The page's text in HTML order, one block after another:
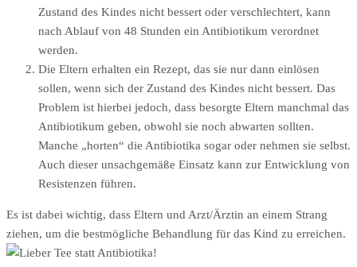
Zustand des Kindes nicht bessert oder verschlechtert, kann
nach Ablauf von 48 Stunden ein Antibiotikum verordnet
werden.
Die Eltern erhalten ein Rezept, das sie nur dann einlösen
sollen, wenn sich der Zustand des Kindes nicht bessert. Das
Problem ist hierbei jedoch, dass besorgte Eltern manchmal das
Antibiotikum geben, obwohl sie noch abwarten sollten.
Manche „horten“ die Antibiotika sogar oder nehmen sie selbst.
Auch dieser unsachgemäße Einsatz kann zur Entwicklung von
Resistenzen führen.
Es ist dabei wichtig, dass Eltern und Arzt/Ärztin an einem Strang
ziehen, um die bestmögliche Behandlung für das Kind zu erreichen.